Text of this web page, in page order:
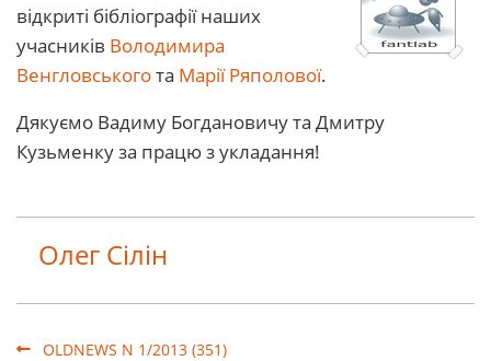
відкриті бібліографії наших
учасників Володимира
Венгловськогота Марії Ряполової.
Дякуємо Вадиму Богдановичу та Дмитру
Кузьменку за працю з укладання!
Олег Сілін
OLDNEWS N 1/2013 (351)